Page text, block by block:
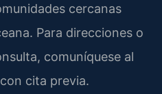
cercanas
Para direcciones o
comuníquese al
cita previa.